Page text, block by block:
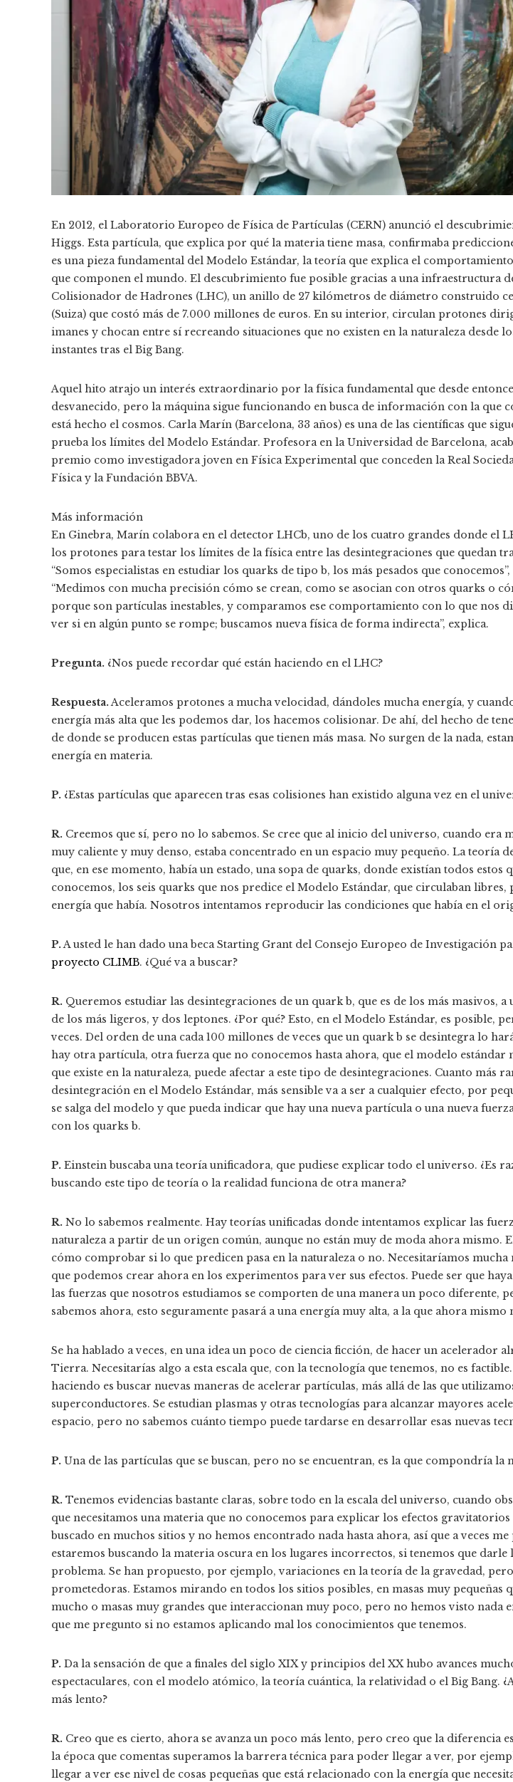
En 2012, el Laboratorio Europeo de Física de Partículas (CERN) anunció el
Higgs. Esta partícula, que explica por qué la materia tiene masa, confirmaba
es una pieza fundamental del Modelo Estándar, la teoría que explica el
que componen el mundo. El descubrimiento fue posible gracias a una infraestructura
Colisionador de Hadrones (LHC), un anillo de 27 kilómetros de diámetro construido
(Suiza) que costó más de 7.000 millones de euros. En su interior, circulan protones
imanes y chocan entre sí recreando situaciones que no existen en la naturaleza desde
instantes tras el Big Bang.
Aquel hito atrajo un interés extraordinario por la física fundamental que desde
desvanecido, pero la máquina sigue funcionando en busca de información con la que
está hecho el cosmos. Carla Marín (Barcelona, 33 años) es una de las científicas que
prueba los límites del Modelo Estándar. Profesora en la Universidad de Barcelona,
premio como investigadora joven en Física Experimental que conceden la Real
Física y la Fundación BBVA.
Más información
En Ginebra, Marín colabora en el detector LHCb, uno de los cuatro grandes donde el
los protones para testar los límites de la física entre las desintegraciones que quedan
“Somos especialistas en estudiar los quarks de tipo b, los más pesados que
“Medimos con mucha precisión cómo se crean, como se asocian con otros quarks o
porque son partículas inestables, y comparamos ese comportamiento con lo que nos
ver si en algún punto se rompe; buscamos nueva física de forma indirecta”, explica.
Pregunta. ¿Nos puede recordar qué están haciendo en el LHC?
Respuesta.Aceleramos protones a mucha velocidad, dándoles mucha energía, y
energía más alta que les podemos dar, los hacemos colisionar. De ahí, del hecho de
de donde se producen estas partículas que tienen más masa. No surgen de la nada,
energía en materia.
P. ¿Estas partículas que aparecen tras esas colisiones han existido alguna vez en el
R. Creemos que sí, pero no lo sabemos. Se cree que al inicio del universo, cuando era
muy caliente y muy denso, estaba concentrado en un espacio muy pequeño. La teoría
que, en ese momento, había un estado, una sopa de quarks, donde existían todos estos
conocemos, los seis quarks que nos predice el Modelo Estándar, que circulaban libres,
energía que había. Nosotros intentamos reproducir las condiciones que había en el
P.A usted le han dado una beca Starting Grant del Consejo Europeo de Investigación
proyecto CLIMB. ¿Qué va a buscar?
R. Queremos estudiar las desintegraciones de un quark b, que es de los más masivos, a
de los más ligeros, y dos leptones. ¿Por qué? Esto, en el Modelo Estándar, es posible,
veces. Del orden de una cada 100 millones de veces que un quark b se desintegra lo
hay otra partícula, otra fuerza que no conocemos hasta ahora, que el modelo estándar
que existe en la naturaleza, puede afectar a este tipo de desintegraciones. Cuanto más
desintegración en el Modelo Estándar, más sensible va a ser a cualquier efecto, por
se salga del modelo y que pueda indicar que hay una nueva partícula o una nueva
con los quarks b.
P. Einstein buscaba una teoría unificadora, que pudiese explicar todo el universo. ¿Es
buscando este tipo de teoría o la realidad funciona de otra manera?
R. No lo sabemos realmente. Hay teorías unificadas donde intentamos explicar las
naturaleza a partir de un origen común, aunque no están muy de moda ahora mismo.
cómo comprobar si lo que predicen pasa en la naturaleza o no. Necesitaríamos mucha
que podemos crear ahora en los experimentos para ver sus efectos. Puede ser que
las fuerzas que nosotros estudiamos se comporten de una manera un poco diferente,
sabemos ahora, esto seguramente pasará a una energía muy alta, a la que ahora mismo
Se ha hablado a veces, en una idea un poco de ciencia ficción, de hacer un acelerador
Tierra. Necesitarías algo a esta escala que, con la tecnología que tenemos, no es
haciendo es buscar nuevas maneras de acelerar partículas, más allá de las que
superconductores. Se estudian plasmas y otras tecnologías para alcanzar mayores
espacio, pero no sabemos cuánto tiempo puede tardarse en desarrollar esas nuevas
P. Una de las partículas que se buscan, pero no se encuentran, es la que compondría la
R. Tenemos evidencias bastante claras, sobre todo en la escala del universo, cuando
que necesitamos una materia que no conocemos para explicar los efectos gravitatorios
buscado en muchos sitios y no hemos encontrado nada hasta ahora, así que a veces
estaremos buscando la materia oscura en los lugares incorrectos, si tenemos que darle
problema. Se han propuesto, por ejemplo, variaciones en la teoría de la gravedad,
prometedoras. Estamos mirando en todos los sitios posibles, en masas muy pequeñas
mucho o masas muy grandes que interaccionan muy poco, pero no hemos visto nada
que me pregunto si no estamos aplicando mal los conocimientos que tenemos.
P. Da la sensación de que a finales del siglo XIX y principios del XX hubo avances
espectaculares, con el modelo atómico, la teoría cuántica, la relatividad o el Big Bang.
más lento?
R. Creo que es cierto, ahora se avanza un poco más lento, pero creo que la diferencia
la época que comentas superamos la barrera técnica para poder llegar a ver, por
llegar a ver ese nivel de cosas pequeñas que está relacionado con la energía que